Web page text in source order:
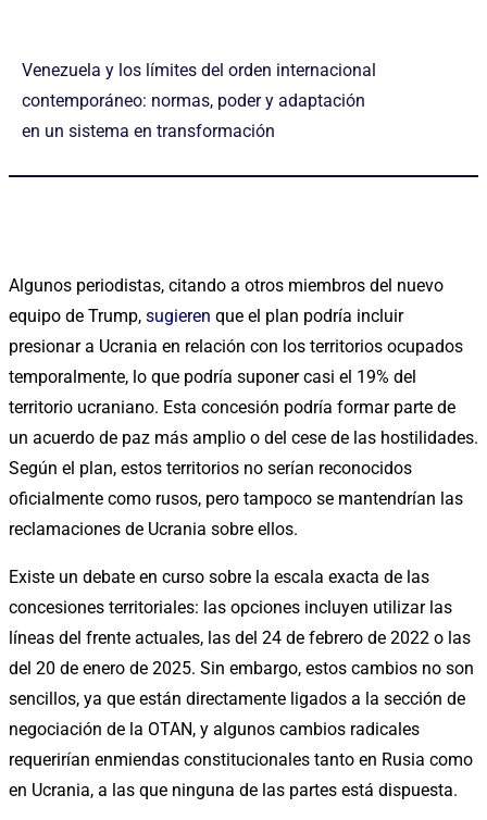
Venezuela y los límites del orden internacional
contemporáneo: normas, poder y adaptación
en un sistema en transformación
Algunos periodistas, citando a otros miembros del nuevo
equipo de Trump, sugieren que el plan podría incluir
presionar a Ucrania en relación con los territorios ocupados
temporalmente, lo que podría suponer casi el 19% del
territorio ucraniano. Esta concesión podría formar parte de
un acuerdo de paz más amplio o del cese de las hostilidades.
Según el plan, estos territorios no serían reconocidos
oficialmente como rusos, pero tampoco se mantendrían las
reclamaciones de Ucrania sobre ellos.
Existe un debate en curso sobre la escala exacta de las
concesiones territoriales: las opciones incluyen utilizar las
líneas del frente actuales, las del 24 de febrero de 2022 o las
del 20 de enero de 2025. Sin embargo, estos cambios no son
sencillos, ya que están directamente ligados a la sección de
negociación de la OTAN, y algunos cambios radicales
requerirían enmiendas constitucionales tanto en Rusia como
en Ucrania, a las que ninguna de las partes está dispuesta.